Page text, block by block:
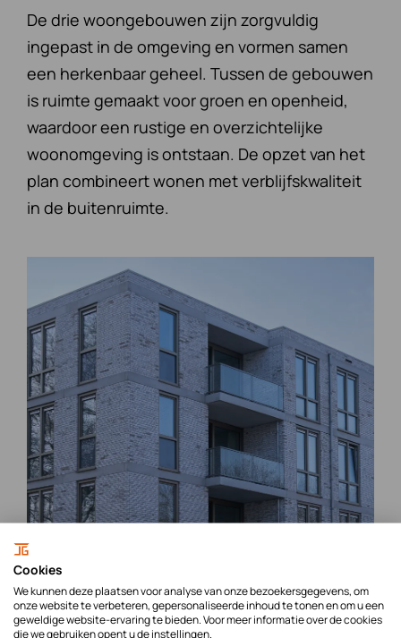
De drie woongebouwen zijn zorgvuldig
ingepast in de omgeving en vormen samen
een herkenbaar geheel. Tussen de gebouwen
is ruimte gemaakt voor groen en openheid,
waardoor een rustige en overzichtelijke
woonomgeving is ontstaan. De opzet van het
plan combineert wonen met verblijfskwaliteit
in de buitenruimte.
Cookies
We kunnen deze plaatsen voor analyse van onze bezoekersgegevens, om
onze website te verbeteren, gepersonaliseerde inhoud te tonen en om u een
geweldige website-ervaring te bieden. Voor meer informatie over de cookies
die we gebruiken opent u de instellingen.